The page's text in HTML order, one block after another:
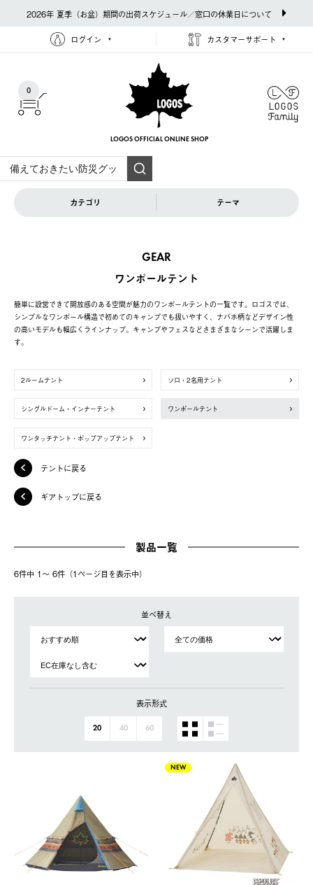
2026年 夏季（お盆）期間の出荷スケジュール／窓口の休業日について
ログイン カスタマーサポート
0
LOGOS OFFICIAL ONLINE SHOP
カテゴリ テーマ
GEAR
ワンポールテント
簡単に設営できて開放感のある空間が魅力のワンポールテントの一覧です。ロゴスでは、
シンプルなワンポール構造で初めてのキャンプでも扱いやすく、ナバホ柄などデザイン性
の高いモデルも幅広くラインナップ。キャンプやフェスなどさまざまなシーンで活躍しま
す。
2ルームテント ソロ・2名用テント
シングルドーム・インナーテント ワンポールテント
ワンタッチテント・ポップアップテント
テントに戻る
ギアトップに戻る
製品一覧
6件中 1〜 6件（1ページ⽬を表⽰中）
並べ替え
表示形式
20 40 60
NEW